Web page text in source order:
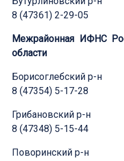
8 (47361) 2-29-05
Межрайонная ИФНС
области
Борисоглебский р-н
8 (47354) 5-17-28
Грибановский р-н
8 (47348) 5-15-44
Поворинский р-н